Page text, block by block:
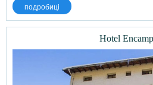
подробиці
Hotel